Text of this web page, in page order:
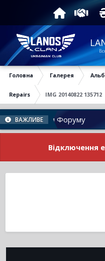
Головна Галерея
Repairs IMG 20140822 135712
ВАЖЛИВЕ
Новини Форуму
Відключення